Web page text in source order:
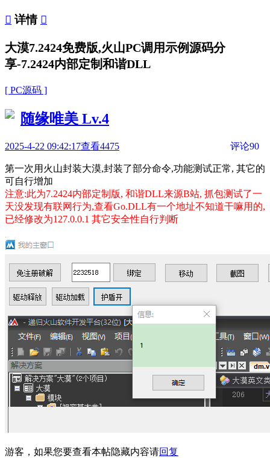
 详情 
大漠7.2424免费版,火山PC调用示例源码分
享-7.2424内部定制和谐DLL
[ PC源码 ]
随缘唯美 Lv.4
2025-4-22 09:42:17查看4475 评论90
第一次用火山封装大漠,封装了部分命令,功能测试正常, 其它的
可自行增加
注意:此为7.2424内部定制版, 和谐DLL来源B站, 抓包测试了一
天没发现有联网行为,查看Go.DLL有一个地址不知道干嘛用的,
已经修改为127.0.0.1 其它安全性自行判断
游客，如果您要查看本帖隐藏内容请回复